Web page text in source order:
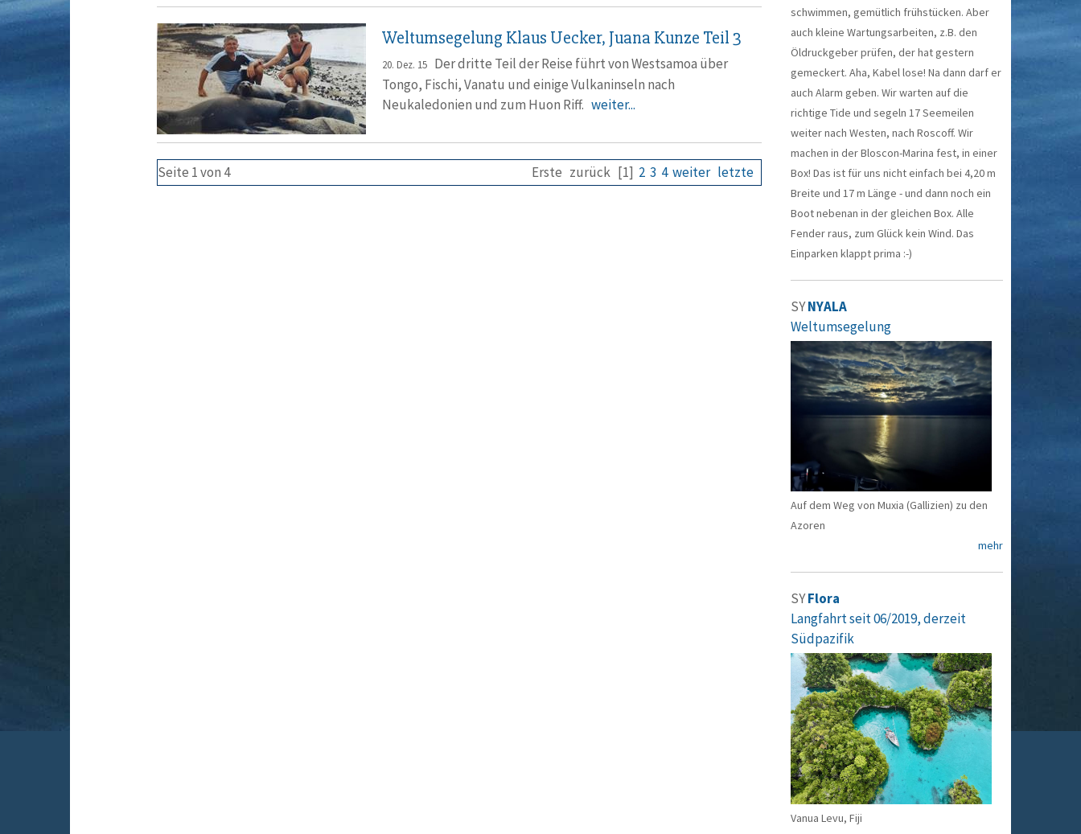
Weltumsegelung Klaus Uecker, Juana Kunze Teil 3
20. Dez. 15Der dritte Teil der Reise führt von Westsamoa über
Tongo, Fischi, Vanatu und einige Vulkaninseln nach
Neukaledonien und zum Huon Riff. weiter...
Seite 1 von 4 Erste zurück [1] 2 3 4 weiter letzte
schwimmen, gemütlich frühstücken. Aber
auch kleine Wartungsarbeiten, z.B. den
Öldruckgeber prüfen, der hat gestern
gemeckert. Aha, Kabel lose! Na dann darf er
auch Alarm geben. Wir warten auf die
richtige Tide und segeln 17 Seemeilen
weiter nach Westen, nach Roscoff. Wir
machen in der Bloscon-Marina fest, in einer
Box! Das ist für uns nicht einfach bei 4,20 m
Breite und 17 m Länge - und dann noch ein
Boot nebenan in der gleichen Box. Alle
Fender raus, zum Glück kein Wind. Das
Einparken klappt prima :-)
SYNYALA
Weltumsegelung
Auf dem Weg von Muxia (Gallizien) zu den
Azoren
mehr
SYFlora
Langfahrt seit 06/2019, derzeit
Südpazifik
Vanua Levu, Fiji